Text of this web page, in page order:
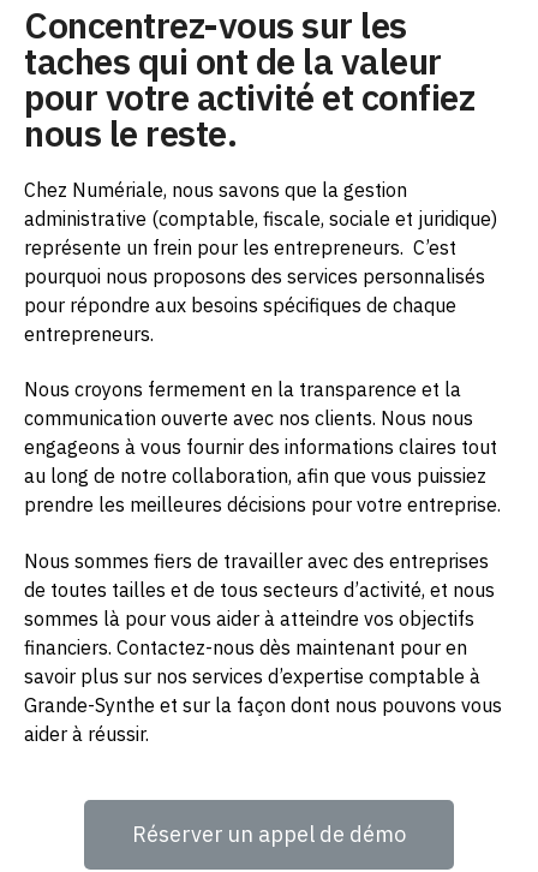
Concentrez-vous sur les
taches qui ont de la valeur
pour votre activité et confiez
nous le reste.
Chez Numériale, nous savons que la gestion
administrative (comptable, fiscale, sociale et juridique)
représente un frein pour les entrepreneurs. C’est
pourquoi nous proposons des services personnalisés
pour répondre aux besoins spécifiques de chaque
entrepreneurs.
Nous croyons fermement en la transparence et la
communication ouverte avec nos clients. Nous nous
engageons à vous fournir des informations claires tout
au long de notre collaboration, afin que vous puissiez
prendre les meilleures décisions pour votre entreprise.
Nous sommes fiers de travailler avec des entreprises
de toutes tailles et de tous secteurs d’activité, et nous
sommes là pour vous aider à atteindre vos objectifs
financiers. Contactez-nous dès maintenant pour en
savoir plus sur nos services d’expertise comptable à
Grande-Synthe et sur la façon dont nous pouvons vous
aider à réussir.
Réserver un appel de démo